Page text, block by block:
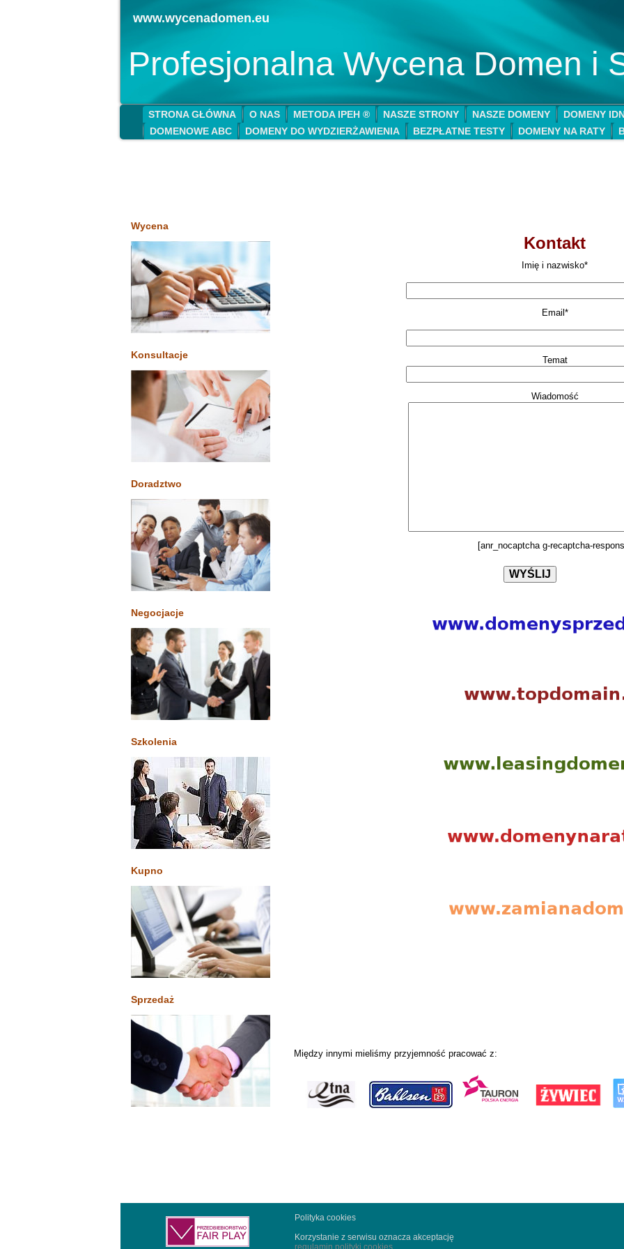
Profesjonalna Wycena Domen i
www.wycenadomen.eu
STRONA GŁÓWNA O NAS METODA IPEH ® NASZE STRONY NASZE DOMENY
DOMENY
DOMENOWE ABC
DOMENY DO WYDZIERŻAWIENIA BEZPŁATNE TESTY DOMENY NA RATY
Wycena
Konsultacje
Doradztwo
Negocjacje
Szkolenia
Kupno
Sprzedaż
Kontakt
Imię i nazwisko*
Email*
Temat
Wiadomość
[anr_nocaptcha g-recaptcha-
Między innymi mieliśmy przyjemność pracować z:
Polityka cookies
Korzystanie z serwisu oznacza akceptację
regulamin polityki cookies